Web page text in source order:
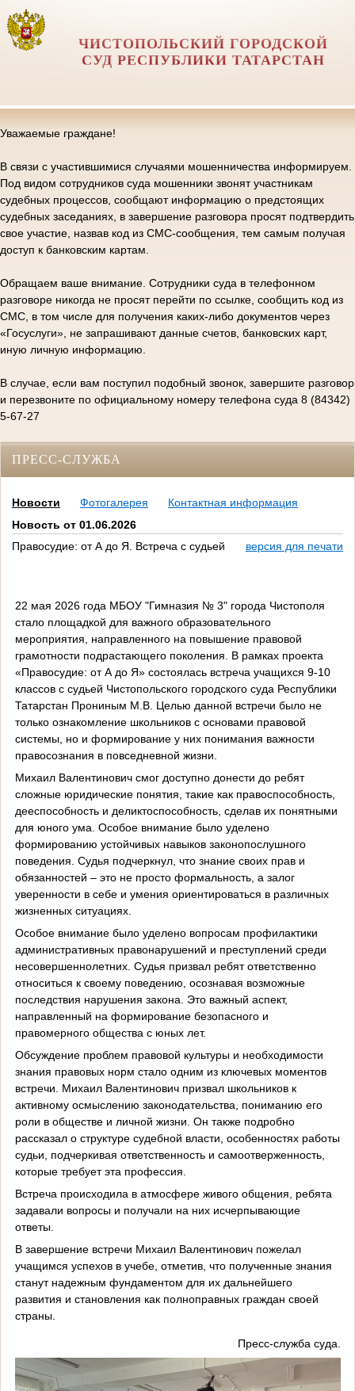
ЧИСТОПОЛЬСКИЙ ГОРОДСКОЙ
СУД РЕСПУБЛИКИ ТАТАРСТАН
Уважаемые граждане!
В связи с участившимися случаями мошенничества информируем.
Под видом сотрудников суда мошенники звонят участникам
судебных процессов, сообщают информацию о предстоящих
судебных заседаниях, в завершение разговора просят подтвердить
свое участие, назвав код из СМС-сообщения, тем самым получая
доступ к банковским картам.
Обращаем ваше внимание. Сотрудники суда в телефонном
разговоре никогда не просят перейти по ссылке, сообщить код из
СМС, в том числе для получения каких-либо документов через
«Госуслуги», не запрашивают данные счетов, банковских карт,
иную личную информацию.
В случае, если вам поступил подобный звонок, завершите разговор
и перезвоните по официальному номеру телефона суда 8 (84342)
5-67-27
ПРЕСС-СЛУЖБА
Новости Фотогалерея
Контактная информация
Новость от 01.06.2026
Правосудие: от А до Я. Встреча с судьей
версия для печати
22 мая 2026 года МБОУ "Гимназия № 3" города Чистополя
стало площадкой для важного образовательного
мероприятия, направленного на повышение правовой
грамотности подрастающего поколения. В рамках проекта
«Правосудие: от А до Я» состоялась встреча учащихся 9-10
классов с судьей Чистопольского городского суда Республики
Татарстан Прониным М.В. Целью данной встречи было не
только ознакомление школьников с основами правовой
системы, но и формирование у них понимания важности
правосознания в повседневной жизни.
Михаил Валентинович смог доступно донести до ребят
сложные юридические понятия, такие как правоспособность,
дееспособность и деликтоспособность, сделав их понятными
для юного ума. Особое внимание было уделено
формированию устойчивых навыков законопослушного
поведения. Судья подчеркнул, что знание своих прав и
обязанностей – это не просто формальность, а залог
уверенности в себе и умения ориентироваться в различных
жизненных ситуациях.
Особое внимание было уделено вопросам профилактики
административных правонарушений и преступлений среди
несовершеннолетних. Судья призвал ребят ответственно
относиться к своему поведению, осознавая возможные
последствия нарушения закона. Это важный аспект,
направленный на формирование безопасного и
правомерного общества с юных лет.
Обсуждение проблем правовой культуры и необходимости
знания правовых норм стало одним из ключевых моментов
встречи. Михаил Валентинович призвал школьников к
активному осмыслению законодательства, пониманию его
роли в обществе и личной жизни. Он также подробно
рассказал о структуре судебной власти, особенностях работы
судьи, подчеркивая ответственность и самоотверженность,
которые требует эта профессия.
Встреча происходила в атмосфере живого общения, ребята
задавали вопросы и получали на них исчерпывающие
ответы.
В завершение встречи Михаил Валентинович пожелал
учащимся успехов в учебе, отметив, что полученные знания
станут надежным фундаментом для их дальнейшего
развития и становления как полноправных граждан своей
страны.
Пресс-служба суда.